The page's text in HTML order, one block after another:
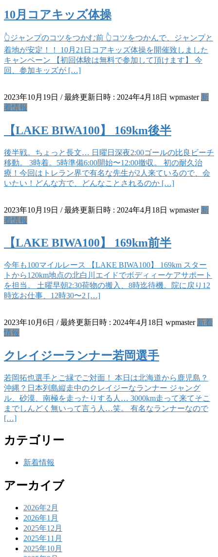
10月コアキッズ体操
👆ジャンプのコツをつかむ前 👆コツをつかんで、ジャンプと
着地が安定！！ 10月21日コアキッズ体操を開催致しました
キャンペーン 【初回体験は無料で参加して頂けます】 ⁡今
回、参加キッズが […]
2023年10月19日 / 最終更新日時 : 2024年4月18日 wpmaster 新
着情報
【LAKE BIWA100】 169km後半
後半戦。ちょっと長文… 日曜日深夜2:00ゴールの比良ビーチ
移動。 3時着。5時準備6:00開始〜12:00撤収。 初の耐久治
療！今回はトレラン界で有名な先生が2人来ているので、会
いたい！どんな方で、どんなことされるのか […]
2023年10月19日 / 最終更新日時 : 2024年4月18日 wpmaster 新
着情報
【LAKE BIWA100】 169km前半
今年も100マイルレース 【LAKE BIWA100】 169km スター
トから120km地点の北白川エイドでボディィーケアサポート
を担当。 土曜早朝2:30荷物の搬入、8時迄待機。院に戻り12
時迄お仕事、12時30〜2 […]
2023年10月6日 / 最終更新日時 : 2024年4月18日 wpmaster 新着
情報
クレイジーランナー若岡選手
若岡拓也選手とご縁でご対面！ 本日は北海道から鹿児島？
沖縄？日本列島縦走中のクレイジーなランナー ジャング
ル、砂漠、南極を走ったりする人… 3000km走って来てそこ
までしんどく無いって言う人…笑。 有名なランナーなので
[…]
カテゴリー
新着情報
アーカイブ
2026年2月
2026年1月
2025年12月
2025年11月
2025年10月